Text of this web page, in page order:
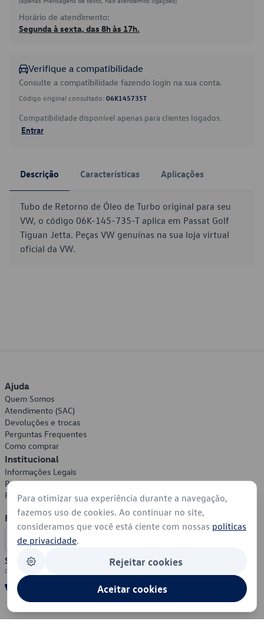
Horário de atendimento:
Segunda à sexta, das 8h às 17h.
Verifique a compatibilidade
Consulte a compatibilidade fazendo login na sua conta.
Código original consultado: 06K145735T
Compatibilidade disponível apenas para clientes logados.
Entrar
Descrição Características Aplicações
Tubo de Retorno de Óleo de Turbo original para seu
VW, o código 06K-145-735-T aplica em Passat Golf
Tiguan Jetta. Peças VW genuínas na sua loja virtual
oficial da VW.
Ajuda
Quem Somos
Atendimento (SAC)
Devoluções e trocas
Perguntas Frequentes
Como comprar
Institucional
Informações Legais
Política de Privacidade
Política de Cookies
Formas de Pagamento
Segurança
Para otimizar sua experiência durante a navegação,
fazemos uso de cookies. Ao continuar no site,
consideramos que você está ciente com nossas políticas
de privacidade.
Rejeitar cookies
Aceitar cookies